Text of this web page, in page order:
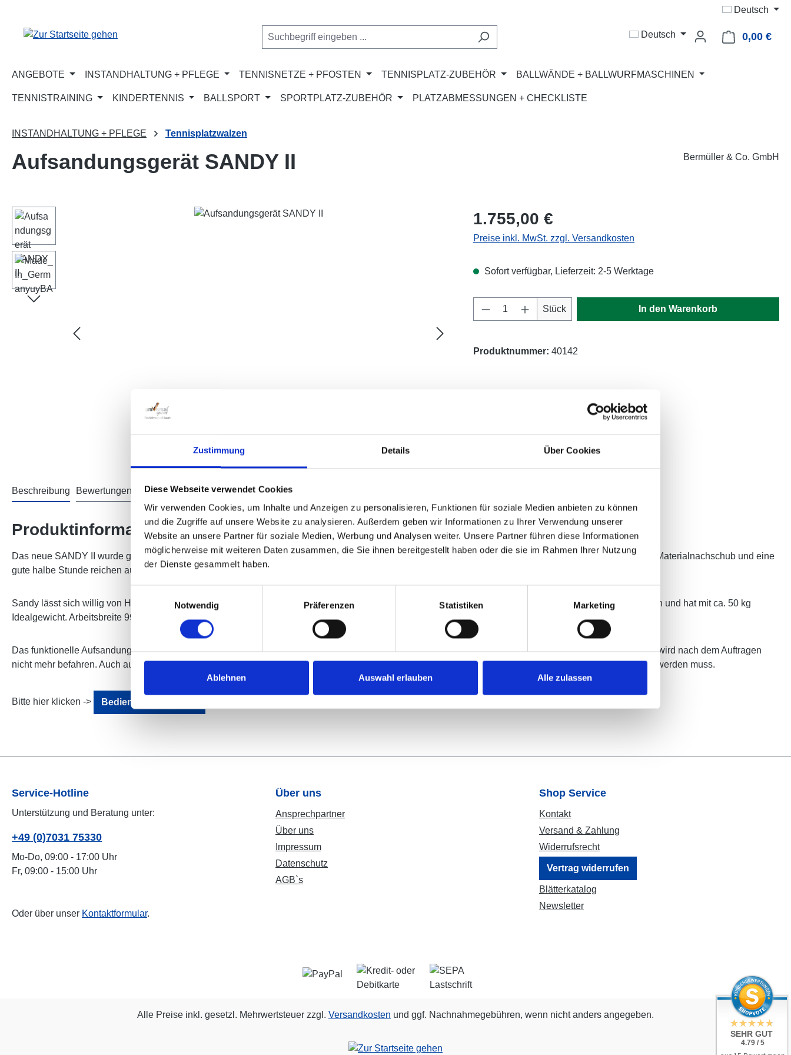
Zustimmung Details Über Cookies
Diese Webseite verwendet Cookies
Wir verwenden Cookies, um Inhalte und Anzeigen zu personalisieren, Funktionen für soziale Medien anbieten zu können
und die Zugriffe auf unsere Website zu analysieren. Außerdem geben wir Informationen zu Ihrer Verwendung unserer
Website an unsere Partner für soziale Medien, Werbung und Analysen weiter. Unsere Partner führen diese Informationen
möglicherweise mit weiteren Daten zusammen, die Sie ihnen bereitgestellt haben oder die sie im Rahmen Ihrer Nutzung
der Dienste gesammelt haben.
Notwendig
Präferenzen Statistiken Marketing
Ablehnen Auswahl erlauben Alle zulassen
Deutsch
Deutsch 0,00 €
ANGEBOTE INSTANDHALTUNG + PFLEGE TENNISNETZE + PFOSTEN TENNISPLATZ-ZUBEHÖR BALLWÄNDE + BALLWURFMASCHINEN
TENNISTRAINING KINDERTENNIS BALLSPORT SPORTPLATZ-ZUBEHÖR PLATZABMESSUNGEN + CHECKLISTE
INSTANDHALTUNG + PFLEGE Tennisplatzwalzen
Aufsandungsgerät SANDY II Bermüller & Co. GmbH
Bildergalerie überspringen Regulärer Preis:
1.755,00 €
Preise inkl. MwSt. zzgl. Versandkosten
Sofort verfügbar, Lieferzeit: 2-5 Werktage
Produkt Anzahl: Gib den gewünschten Wert ein
Stück In den Warenkorb
Produktnummer: 40142
Beschreibung Bewertungen Informationen zur Produktsicherheit
Produktinformationen "Aufsandungsgerät SANDY II"
Das neue SANDY II wurde gründlich überarbeitet und erleichtert jetzt noch effektiver die Neu-Besandung bei der Frühjahrsinstandsetzung. 2 Helfer für den Materialnachschub und eine
gute halbe Stunde reichen aus, um einen Ziegelmehlteppich wie Samt gleichmäßig und in einem Arbeitsgang aufzutragen.
Sandy lässt sich willig von Hand bewegen und fasst ca. 120 kg frisches Ziegelmehl. Mit den Abmessungen von ca. 1000 x 500 x 600 mm ist es sehr handlich und hat mit ca. 50 kg
Idealgewicht. Arbeitsbreite 990 mm.
Das funktionelle Aufsandungsgerät wurde von Fachleuten entwickelt und hat sich auf etlichen Plätzen in der Praxis bewährt. Der frische Ziegelmehlteppich wird nach dem Auftragen
nicht mehr befahren. Auch auf unebenem Untergrund erhalten Sie eine völlig glatte Oberfläche, die anschließend nur noch mit dem Schleppnetz bearbeitet werden muss.
Bitte hier klicken -> Bedienungsanleitung
Service-Hotline
Unterstützung und Beratung unter:
+49 (0)7031 75330
Mo-Do, 09:00 - 17:00 Uhr
Fr, 09:00 - 15:00 Uhr
Oder über unser Kontaktformular.
Über uns
Ansprechpartner
Über uns
Impressum
Datenschutz
AGB`s
Shop Service
Kontakt
Versand & Zahlung
Widerrufsrecht
Vertrag widerrufen
Blätterkatalog
Newsletter
Alle Preise inkl. gesetzl. Mehrwertsteuer zzgl. Versandkosten und ggf. Nachnahmegebühren, wenn nicht anders angegeben.
SEHR GUT
4.79 / 5